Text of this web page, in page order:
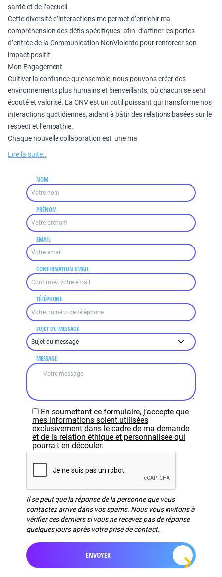
santé et de l’accueil.
Cette diversité d’interactions me permet d’enrichir ma
compréhension des défis spécifiques afin d’affiner les portes
d’entrée de la Communication NonViolente pour renforcer son
impact positif.
Mon Engagement
Cultiver la confiance qu’ensemble, nous pouvons créer des
environnements plus humains et bienveillants, où chacun se sent
écouté et valorisé. La CNV est un outil puissant qui transforme nos
interactions quotidiennes, aidant à bâtir des relations basées sur le
respect et l’empathie.
Chaque nouvelle collaboration est une ma
Lire la suite..
NOM
PRÉNOM
EMAIL
CONFIRMATION EMAIL
TÉLÉPHONE
SUJET DU MESSAGE
MESSAGE
En soumettant ce formulaire, j’accepte que
mes informations soient utilisées
exclusivement dans le cadre de ma demande
et de la relation éthique et personnalisée qui
pourrait en découler.
Il se peut que la réponse de la personne que vous
contactez arrive dans vos spams. Nous vous invitons à
vérifier ces derniers si vous ne recevez pas de réponse
quelques jours après votre prise de contact.